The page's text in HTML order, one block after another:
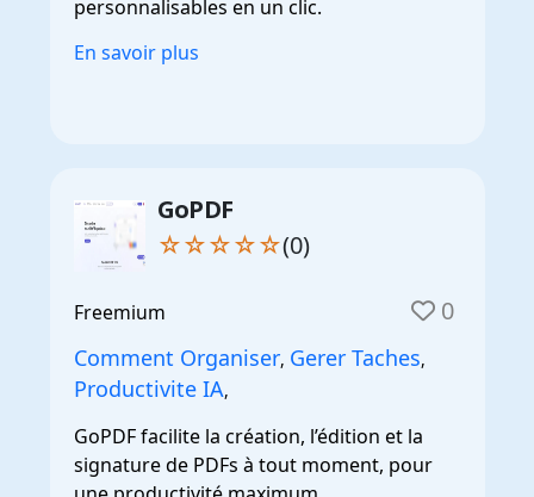
personnalisables en un clic.
En savoir plus
GoPDF
☆☆☆☆☆(0)
Freemium 0
Comment Organiser, Gerer Taches,
Productivite IA,
GoPDF facilite la création, l’édition et la
signature de PDFs à tout moment, pour